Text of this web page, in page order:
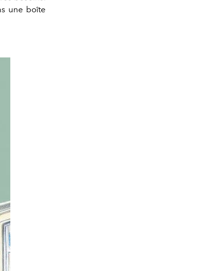
une boîte